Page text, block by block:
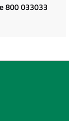
800 033033